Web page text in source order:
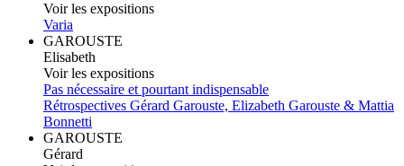
Voir les expositions
Varia
GAROUSTE
Elisabeth
Voir les expositions
Pas nécessaire et pourtant indispensable
Rétrospectives Gérard Garouste, Elizabeth Garouste & Mattia
Bonnetti
GAROUSTE
Gérard